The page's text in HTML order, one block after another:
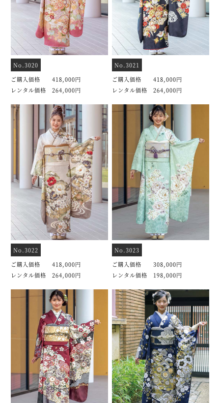
No.3020
ご購入価格 418,000円
レンタル価格 264,000円
No.3021
ご購入価格 418,000円
レンタル価格 264,000円
No.3022
ご購入価格 418,000円
レンタル価格 264,000円
No.3023
ご購入価格 308,000円
レンタル価格 198,000円